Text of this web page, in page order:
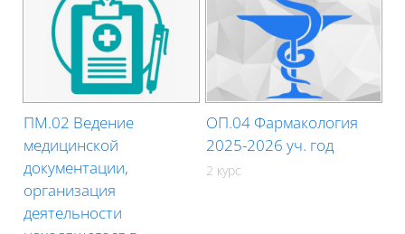
ПМ.02 Ведение
медицинской
документации,
организация
деятельности
ОП.04 Фармакология
2025-2026 уч. год
2 курс